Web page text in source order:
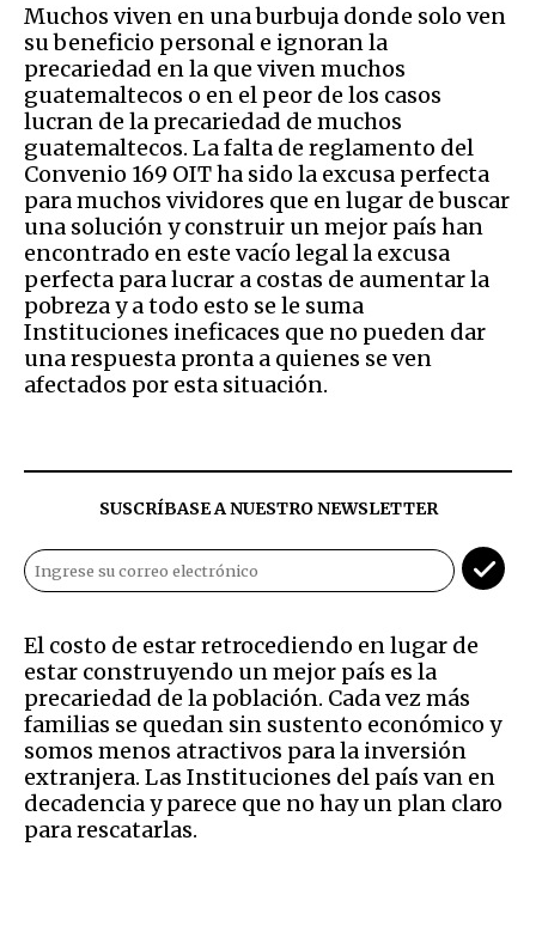
Muchos viven en una burbuja donde solo ven
su beneficio personal e ignoran la
precariedad en la que viven muchos
guatemaltecos o en el peor de los casos
lucran de la precariedad de muchos
guatemaltecos. La falta de reglamento del
Convenio 169 OIT ha sido la excusa perfecta
para muchos vividores que en lugar de buscar
una solución y construir un mejor país han
encontrado en este vacío legal la excusa
perfecta para lucrar a costas de aumentar la
pobreza y a todo esto se le suma
Instituciones ineficaces que no pueden dar
una respuesta pronta a quienes se ven
afectados por esta situación.
SUSCRÍBASE A NUESTRO NEWSLETTER
El costo de estar retrocediendo en lugar de
estar construyendo un mejor país es la
precariedad de la población. Cada vez más
familias se quedan sin sustento económico y
somos menos atractivos para la inversión
extranjera. Las Instituciones del país van en
decadencia y parece que no hay un plan claro
para rescatarlas.